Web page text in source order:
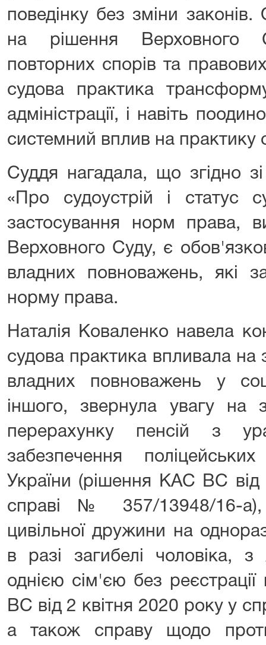
поведінку без зміни
на рішення Верховного
повторних спорів та
судова практика
адміністрації, і навіть
системний вплив на практику
Суддя нагадала, що згідно
«Про судоустрій і статус
застосування норм права,
Верховного Суду, є
владних повноважень, які
норму права.
Наталія Коваленко навела
судова практика впливала на
владних повноважень у
іншого, звернула увагу на
перерахунку пенсій з
забезпечення
України (рішення КАС ВС
справі № 357/13948/16-
цивільної дружини на
в разі загибелі чоловіка,
однією сім'єю без
ВС від 2 квітня 2020 року у
а також справу щодо